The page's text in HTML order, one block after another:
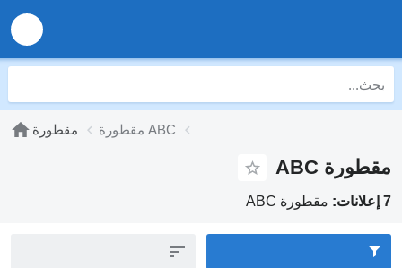
مقطورة مقطورة ABC
مقطورة ABC
7 إعلانات: مقطورة ABC